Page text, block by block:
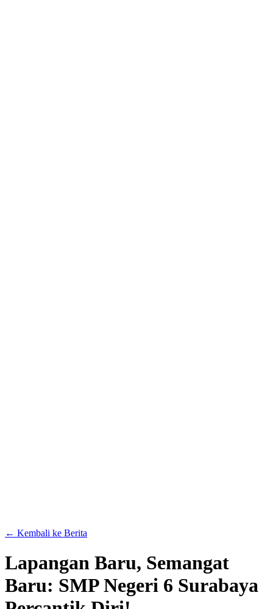
← Kembali ke Berita
Lapangan Baru, Semangat
Baru: SMP Negeri 6 Surabaya